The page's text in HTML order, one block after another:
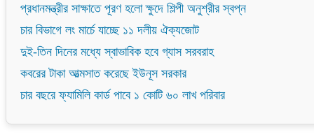
প্রধানমন্ত্রীর সাক্ষাতে পূরণ হলো ক্ষুদে শিল্পী অনুশ্রীর স্বপ্ন
চার বিভাগে লং মার্চে যাচ্ছে ১১ দলীয় ঐক্যজোট
দুই-তিন দিনের মধ্যে স্বাভাবিক হবে গ্যাস সরবরাহ
কবরের টাকা আত্মসাত করেছে ইউনূস সরকার
চার বছরে ফ্যামিলি কার্ড পাবে ১ কোটি ৬০ লাখ পরিবার